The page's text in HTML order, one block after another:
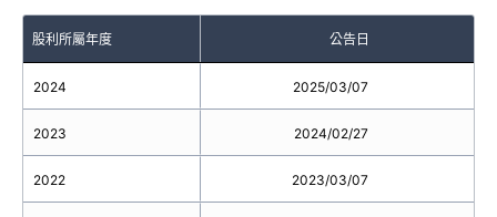
股利所屬年度 公告日
2024
2023
2022
2025/03/07
2024/02/27
2023/03/07